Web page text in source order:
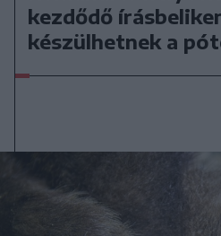
kezdődő
készülhetnek a